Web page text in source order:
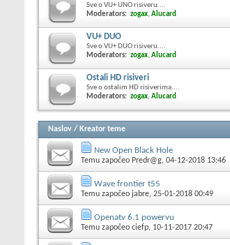
Sve o VU+ UNO risiveru....
Moderators: zogax, Alucard
VU+ DUO
Sve o VU+ DUO risiveru....
Moderators: zogax, Alucard
Ostali HD risiveri
Sve o ostalim HD risiverima....
Moderators: zogax, Alucard
Naslov / Kreator teme
New Open Black Hole
Temu započeo Predr@g, 04-12-2018 13:46
Wave frontier t55
Temu započeo jabre, 25-01-2018 00:49
Openatv 6.1 powervu
Temu započeo ciefp, 10-11-2017 20:47